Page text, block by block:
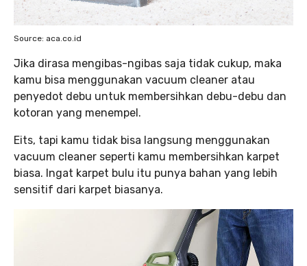
Source: aca.co.id
Jika dirasa mengibas-ngibas saja tidak cukup, maka
kamu bisa menggunakan vacuum cleaner atau
penyedot debu untuk membersihkan debu-debu dan
kotoran yang menempel.
Eits, tapi kamu tidak bisa langsung menggunakan
vacuum cleaner seperti kamu membersihkan karpet
biasa. Ingat karpet bulu itu punya bahan yang lebih
sensitif dari karpet biasanya.